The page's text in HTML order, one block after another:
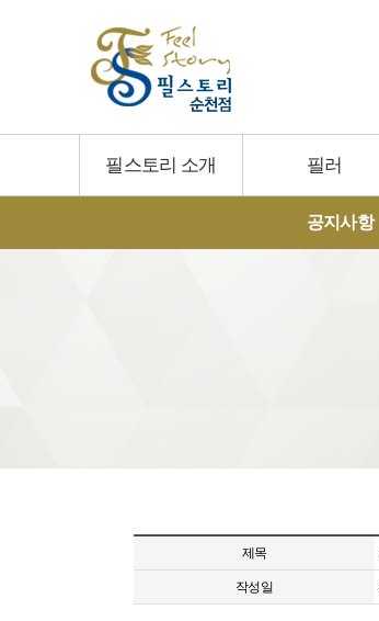
필스토리 소개 필러
공지사항
제목
작성일